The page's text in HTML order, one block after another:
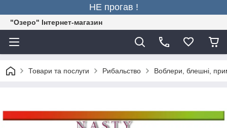
НЕ прогав !
"Озеро" Інтернет-магазин
Товари та послуги Рибальство Воблери, блешні,